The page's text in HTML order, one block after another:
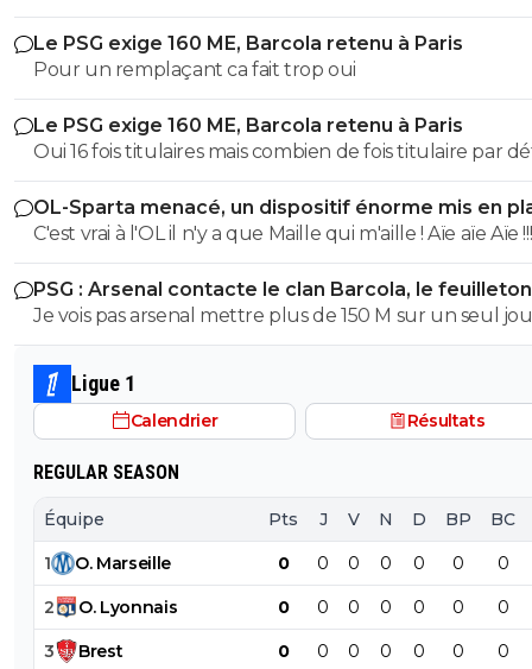
sur le dossier. Y a que ça qui fera avancer le prix un
concurrence.
Le PSG exige 160 ME, Barcola retenu à Paris
Pour un remplaçant ca fait trop oui
Le PSG exige 160 ME, Barcola retenu à Paris
Oui 16 fois titulaires mais combien de fois titulaire par
du fait d un blessé ou juste pour faire tourner avant
échéance plus importante ? J ai pas le chiffre, peut
je me trompe, mais perso, ça me laisse cette
est pas le premier choix auquel pense le coach alors
suis sûr que le coach le considère comme important, c
qui est dommage.
OL-Sparta menacé, un dispositif énorme mis en
C'est vrai à l'OL il n'y a que Maille qui m'aille ! Aïe aïe Aïe !!!
PSG : Arsenal contacte le clan Barcola, le feuilleton
relancé
Je vois pas arsenal mettre plus de 150 M sur un seul
de leur histoire ils ont jamais mis un tel somme sur un
c'est pas leur but, Liverpool oui c étais possible mais ils
lâché l affaire
Ligue 1
Calendrier Résultats
REGULAR SEASON
Équipe Pts J V N D BP BC
1 O. Marseille 0 0 0 0 0 0 0
2 O. Lyonnais 0 0 0 0 0 0 0
3 Brest 0 0 0 0 0 0 0